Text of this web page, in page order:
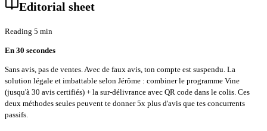
Editorial sheet
Reading 5 min
En 30 secondes
Sans avis, pas de ventes. Avec de faux avis, ton compte est suspendu. La
solution légale et imbattable selon Jérôme : combiner le programme Vine
(jusqu'à 30 avis certifiés) + la sur-délivrance avec QR code dans le colis. Ces
deux méthodes seules peuvent te donner 5x plus d'avis que tes concurrents
passifs.